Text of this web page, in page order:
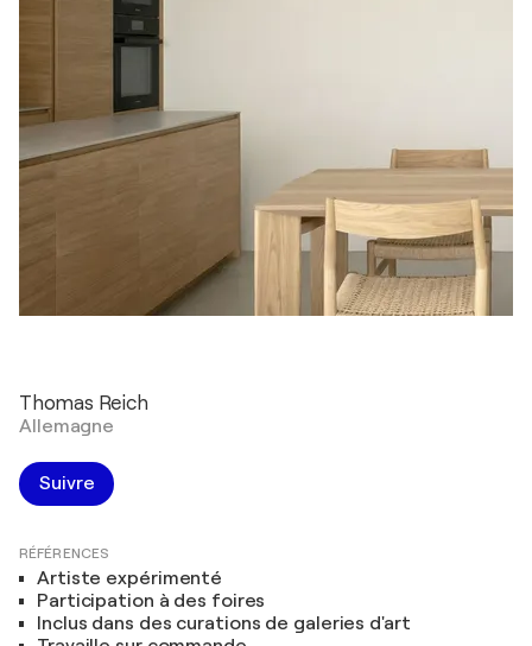
Thomas Reich
Allemagne
Suivre
RÉFÉRENCES
Artiste expérimenté
Participation à des foires
Inclus dans des curations de galeries d'art